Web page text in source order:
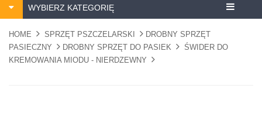
Centrum
WYBIERZ KATEGORIĘ
HOME SPRZĘT PSZCZELARSKI
DROBNY SPRZĘT
PASIECZNY
DROBNY SPRZĘT DO PASIEK
ŚWIDER DO
KREMOWANIA MIODU - NIERDZEWNY